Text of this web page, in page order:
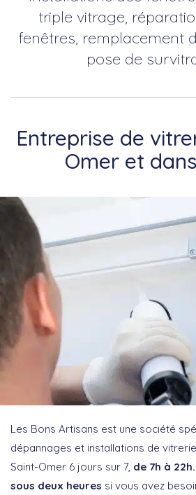
triple vitrage,
fenêtres, remplacement
pose de
Entreprise de
Omer et
Les Bons Artisans est une société
dépannages et installations de
Saint-Omer 6 jours sur 7, de 7h à
sous deux heures si vous avez